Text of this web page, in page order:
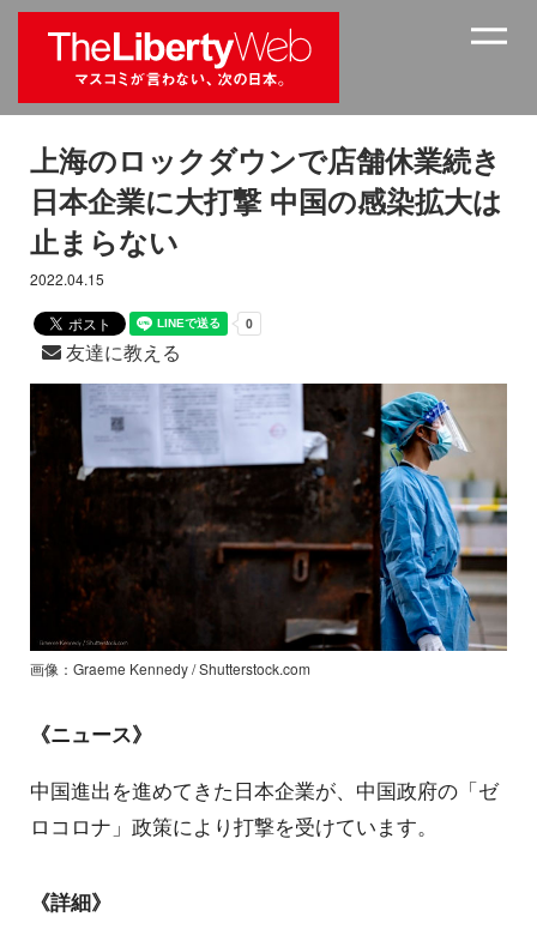
上海のロックダウンで店舗休業続き
日本企業に大打撃 中国の感染拡大は
止まらない
2022.04.15
友達に教える
画像：Graeme Kennedy / Shutterstock.com
《ニュース》
中国進出を進めてきた日本企業が、中国政府の「ゼ
ロコロナ」政策により打撃を受けています。
《詳細》